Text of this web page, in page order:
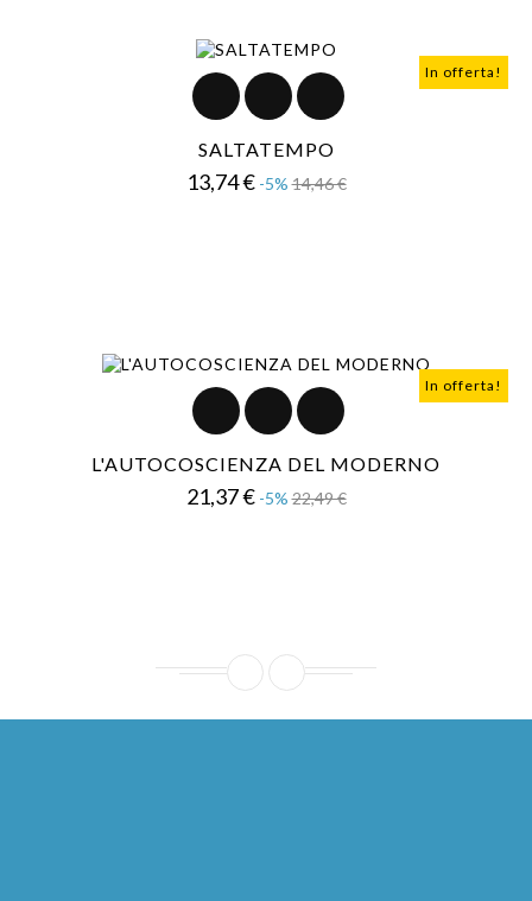
In offerta!
SALTATEMPO
13,74 € Prezzo
-5% 14,46 €Prezzo
In offerta!
L'AUTOCOSCIENZA DEL MODERNO
21,37 € Prezzo
-5% 22,49 €Prezzo